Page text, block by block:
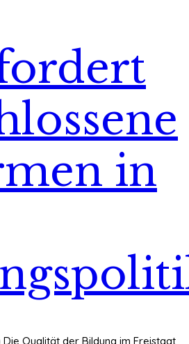
in
Die Qualität der Bildung im Freistaat